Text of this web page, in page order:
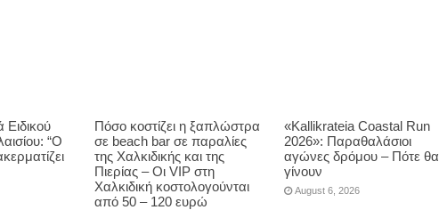
“Ο
Πόσο κοστίζει η ξαπλώστρα
σε beach bar σε παραλίες
της Χαλκιδικής και της
Πιερίας – Οι VIP στη
Χαλκιδική κοστολογούνται
από 50 – 120 ευρώ
«Kallikrateia Coastal Run
2026»: Παραθαλάσιοι
αγώνες δρόμου – Πότε θα
γίνουν
August 6, 2026